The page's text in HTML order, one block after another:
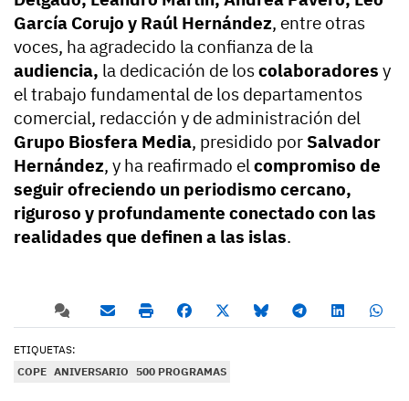
García Corujo y Raúl Hernández, entre otras
voces, ha agradecido la confianza de la
audiencia, la dedicación de loscolaboradores y
el trabajo fundamental de los departamentos
comercial, redacción y de administración del
Grupo Biosfera Media, presidido por Salvador
Hernández, y ha reafirmado el compromiso de
seguir ofreciendo un periodismo cercano,
riguroso y profundamente conectado con las
realidades que definen a las islas.
ETIQUETAS:
COPE ANIVERSARIO 500 PROGRAMAS